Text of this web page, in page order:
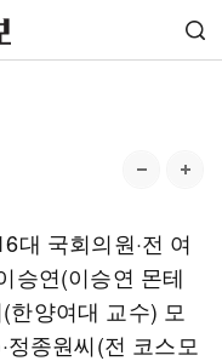
대 국회의원·전 여
승연(이승연 몬테
한양여대 교수) 모
종원씨(전 코스모